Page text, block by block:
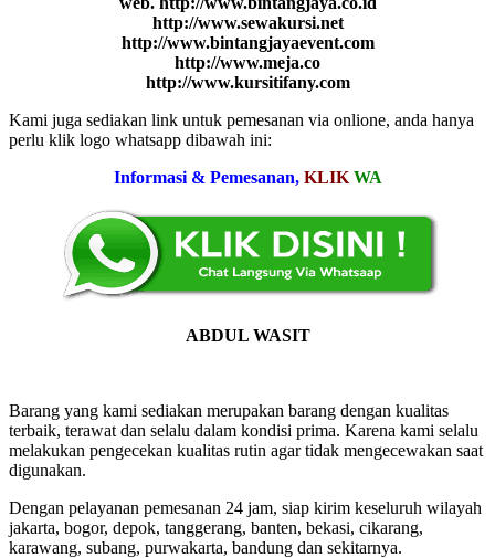
http://www.sewakursi.net
http://www.bintangjayaevent.com
http://www.meja.co
http://www.kursitifany.com
Kami juga sediakan link untuk pemesanan via onlione, anda hanya
perlu klik logo whatsapp dibawah ini:
Informasi & Pemesanan, KLIK WA
ABDUL WASIT
Barang yang kami sediakan merupakan barang dengan kualitas
terbaik, terawat dan selalu dalam kondisi prima. Karena kami selalu
melakukan pengecekan kualitas rutin agar tidak mengecewakan saat
digunakan.
Dengan pelayanan pemesanan 24 jam, siap kirim keseluruh wilayah
jakarta, bogor, depok, tanggerang, banten, bekasi, cikarang,
karawang, subang, purwakarta, bandung dan sekitarnya.